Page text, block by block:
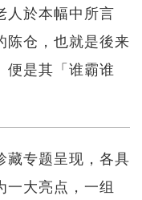
人於本幅中所言
陈仓，也就是後来
便是其「谁霸谁
藏专题呈现，各具
一大亮点，一组